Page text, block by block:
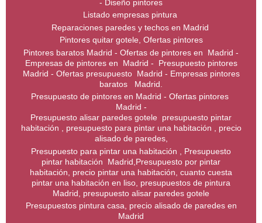
- Diseño pintores
Listado empresas pintura
Reparaciones paredes y techos en Madrid
Pintores quitar gotele, Ofertas pintores
Pintores baratos Madrid - Ofertas de pintores en Madrid -
Empresas de pintores en Madrid - Presupuesto pintores
Madrid - Ofertas presupuesto Madrid - Empresas pintores
baratos Madrid.
Presupuesto de pintores en Madrid - Ofertas pintores
Madrid -
Presupuesto alisar paredes gotele presupuesto pintar
habitación , presupuesto para pintar una habitación , precio
alisado de paredes,
Presupuesto para pintar una habitación , Presupuesto
pintar habitación Madrid,Presupuesto por pintar
habitación, precio pintar una habitación, cuanto cuesta
pintar una habitación en liso, presupuestos de pintura
Madrid, presupuesto alisar paredes gotele
Presupuestos pintura casa, precio alisado de paredes en
Madrid